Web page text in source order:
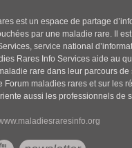
est un espace de partage
par une maladie rare. Il
service national
Rares Info Services aide au
rare dans leur parcours de
Forum maladies rares et sur les
aussi les professionnels de